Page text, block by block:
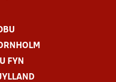
FYN